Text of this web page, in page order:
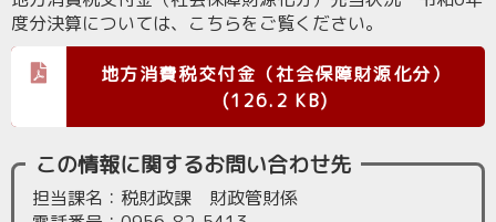
度分決算については、こちらをご覧ください。
地方消費税交付金（社会保障財源化分）
(126.2 KB)
この情報に関するお問い合わせ先
担当課名：税財政課 財政管財係